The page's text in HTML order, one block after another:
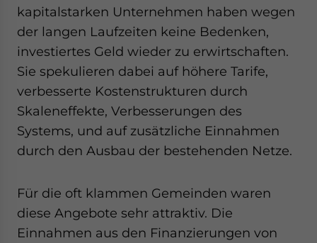
kapitalstarken Unternehmen haben wegen
der langen Laufzeiten keine Bedenken,
investiertes Geld wieder zu erwirtschaften.
Sie spekulieren dabei auf höhere Tarife,
verbesserte Kostenstrukturen durch
Skaleneffekte, Verbesserungen des
Systems, und auf zusätzliche Einnahmen
durch den Ausbau der bestehenden Netze.
Für die oft klammen Gemeinden waren
diese Angebote sehr attraktiv. Die
Einnahmen aus den Finanzierungen von